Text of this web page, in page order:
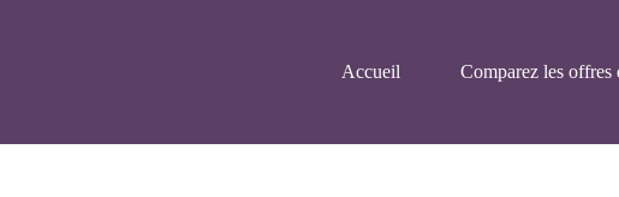
Accueil
Comparez les offres